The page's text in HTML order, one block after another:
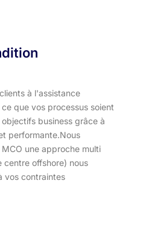
à l'assistance
que vos processus soient
business grâce à
performante.​ Nous
une approche multi
centre offshore) nous
vos contraintes